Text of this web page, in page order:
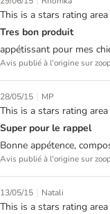
This is a stars rating
Tres bon produit
appétissant pour mes
Avis publié à l'origine sur
28/05/15 | MP
This is a stars rating
Super pour le rappel
Bonne appétence,
Avis publié à l'origine sur
13/05/15 | Natali
This is a stars rating